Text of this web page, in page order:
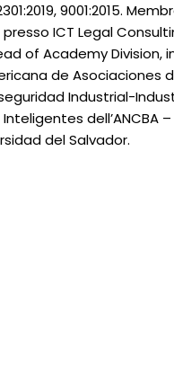
9001:2015.
ICT Legal
of Academy Division,
de Asociaciones
Industrial-
dell’ANCBA
del Salvador.